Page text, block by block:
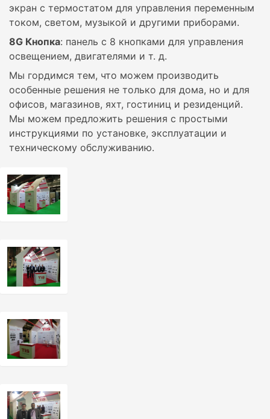
экран с термостатом для управления переменным
током, светом, музыкой и другими приборами.
8G Кнопка: панель с 8 кнопками для управления
освещением, двигателями и т. д.
Мы гордимся тем, что можем производить
особенные решения не только для дома, но и для
офисов, магазинов, яхт, гостиниц и резиденций.
Мы можем предложить решения с простыми
инструкциями по установке, эксплуатации и
техническому обслуживанию.